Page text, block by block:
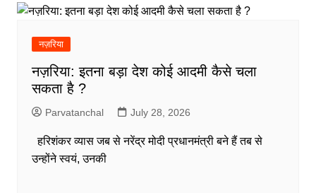
नज़रिया
नज़रिया: इतना बड़ा देश कोई आदमी कैसे चला
सकता है ?
Parvatanchal July 28, 2026
हरिशंकर व्यास जब से नरेंद्र मोदी प्रधानमंत्री बने हैं तब से
उन्होंने स्वयं, उनकी